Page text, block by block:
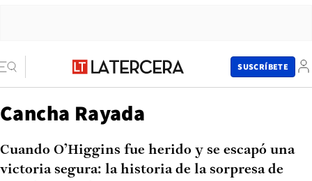
SUSCRÍBETE
Cancha Rayada
Cuando O’Higgins fue herido y se escapó una
victoria segura: la historia de la sorpresa de